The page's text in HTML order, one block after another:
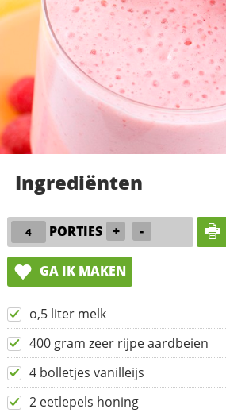
Ingrediënten
PORTIES + -
GA IK MAKEN
o,5 liter melk
400 gram zeer rijpe aardbeien
4 bolletjes vanilleijs
2 eetlepels honing